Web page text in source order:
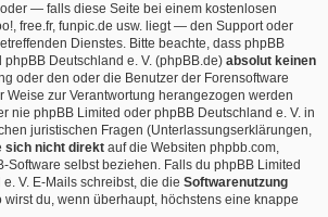
— falls diese Seite bei einem kostenlosen
free.fr, funpic.de usw. liegt — den Support oder
Dienstes. Bitte beachte, dass phpBB
phpBB Deutschland e. V. (phpBB.de) absolut keinen
oder den oder die Benutzer der Forensoftware
Weise zur Verantwortung herangezogen werden
nie phpBB Limited oder phpBB Deutschland e. V. in
juristischen Fragen (Unterlassungserklärungen,
sich nicht direkt auf die Websiten phpbb.com,
Software selbst beziehen. Falls du phpBB Limited
V. E-Mails schreibst, die die Softwarenutzung
wirst du, wenn überhaupt, höchstens eine knappe